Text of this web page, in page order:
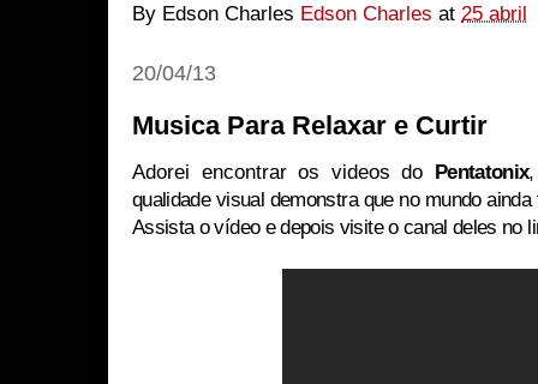
By Edson Charles Edson Charles at 25 abril
20/04/13
Musica Para Relaxar e Curtir
Adorei encontrar os videos do Pentatonix
qualidade visual demonstra que no mundo
Assista o vídeo e depois visite o canal deles no